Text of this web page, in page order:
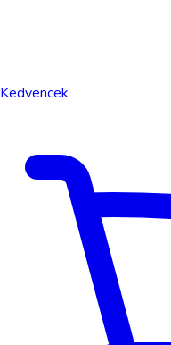
Kedvencek